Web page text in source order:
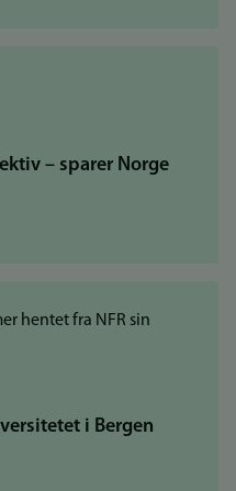
– sparer Norge
i Bergen